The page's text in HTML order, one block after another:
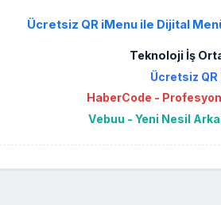
Ücretsiz QR iMenu ile Dijital
Teknoloji İş
Ücretsiz QR
HaberCode -
Vebuu - Yeni Nesil